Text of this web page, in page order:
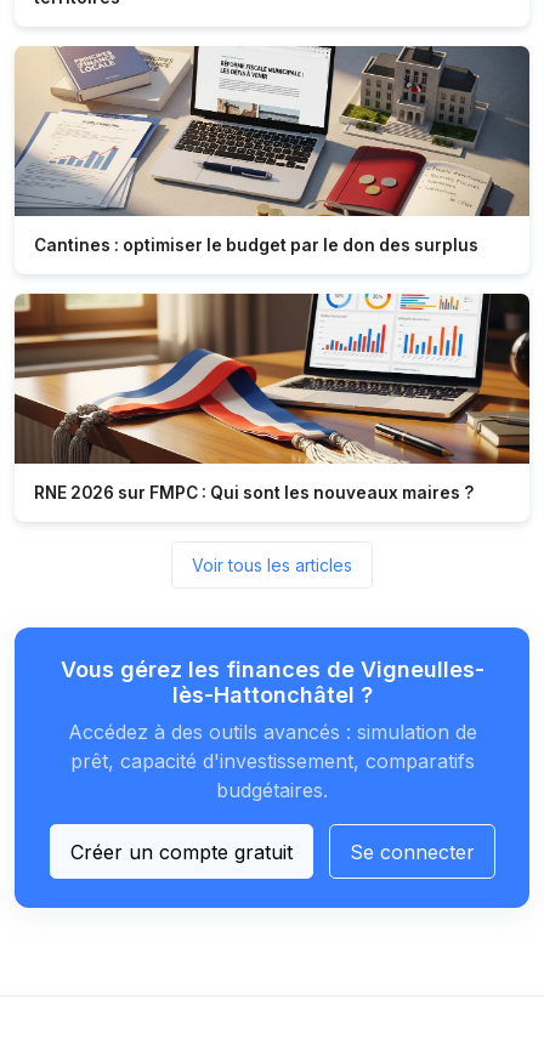
Cantines : optimiser le budget par le don des surplus
RNE 2026 sur FMPC : Qui sont les nouveaux maires ?
Voir tous les articles
Vous gérez les finances de Vigneulles-
lès-Hattonchâtel ?
Accédez à des outils avancés : simulation de
prêt, capacité d'investissement, comparatifs
budgétaires.
Créer un compte gratuit Se connecter